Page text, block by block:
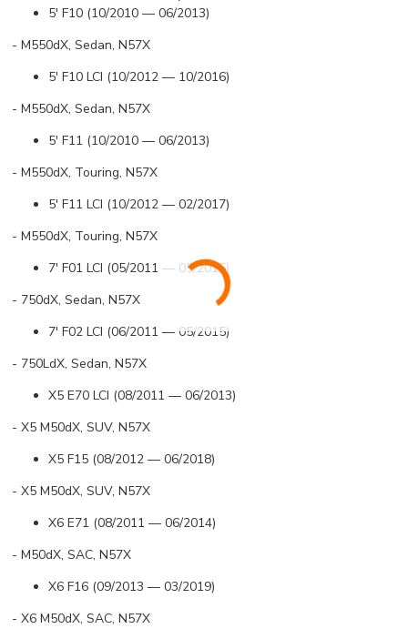
5' F10 (10/2010 — 06/2013)
- M550dX, Sedan, N57X
5' F10 LCI (10/2012 — 10/2016)
- M550dX, Sedan, N57X
5' F11 (10/2010 — 06/2013)
- M550dX, Touring, N57X
5' F11 LCI (10/2012 — 02/2017)
- M550dX, Touring, N57X
7' F01 LCI (05/2011 — 05/2015)
- 750dX, Sedan, N57X
7' F02 LCI (06/2011 — 05/2015)
- 750LdX, Sedan, N57X
X5 E70 LCI (08/2011 — 06/2013)
- X5 M50dX, SUV, N57X
X5 F15 (08/2012 — 06/2018)
- X5 M50dX, SUV, N57X
X6 E71 (08/2011 — 06/2014)
- M50dX, SAC, N57X
X6 F16 (09/2013 — 03/2019)
- X6 M50dX, SAC, N57X